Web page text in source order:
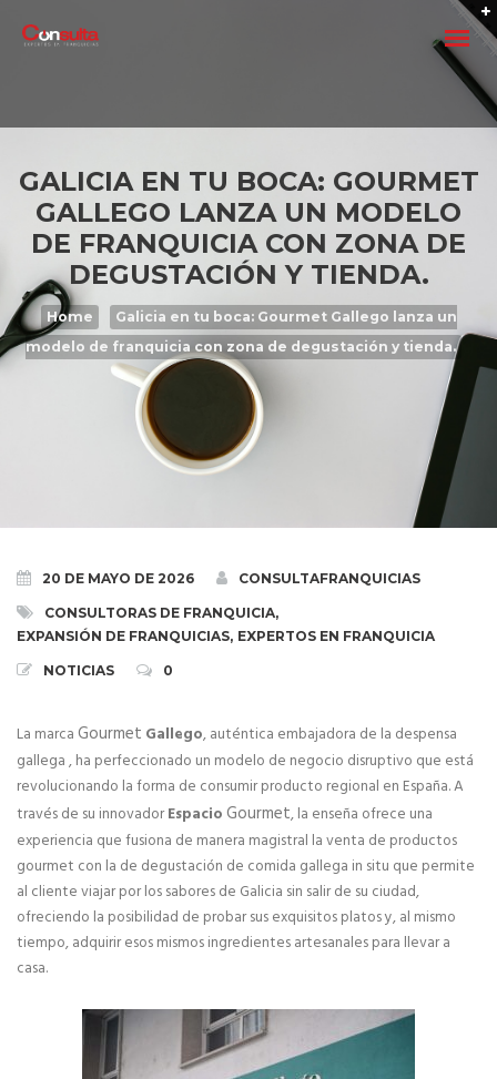
FRANQUICIAR UN NEGOCIO
Quiero franquiciar mi negocio
Crear una Franquicia 2026
Como crear una Franquicia: Ser Franquiciador
Los siete pasos para franquiciar una empresa
Definición del sistema de franquicia
Definición del modelo de franquicia
Ventajas e inconvenientes de la franquicia
Fases del Proyecto de Franquicia
El contrato de franquicia
Registro de Marca
Derogado el Registro de Franquiciadores
Manuales de Franquicia
GALICIA EN TU BOCA: GOURMET
GALLEGO LANZA UN MODELO
DE FRANQUICIA CON ZONA DE
DEGUSTACIÓN Y TIENDA.
Home
Galicia en tu boca: Gourmet Gallego lanza un
modelo de franquicia con zona de degustación y tienda.
20 DE MAYO DE 2026 CONSULTAFRANQUICIAS
CONSULTORAS DE FRANQUICIA,
EXPANSIÓN DE FRANQUICIAS, EXPERTOS EN FRANQUICIA
NOTICIAS 0
La marcaGourmet Gallego, auténtica embajadora de la despensa
gallega, ha perfeccionado un modelo de negocio disruptivo que está
revolucionando la forma de consumir producto regional en España.A
través de su innovadorEspacioGourmet, la enseña ofrece una
experiencia que fusiona de manera magistral la venta de productos
gourmet con la de degustación de comida gallega in situ que permite
al cliente viajar por los sabores de Galicia sin salir de su ciudad,
ofreciendo la posibilidad de probar sus exquisitos platos y, al mismo
tiempo, adquirir esos mismos ingredientes artesanales para llevar a
casa.